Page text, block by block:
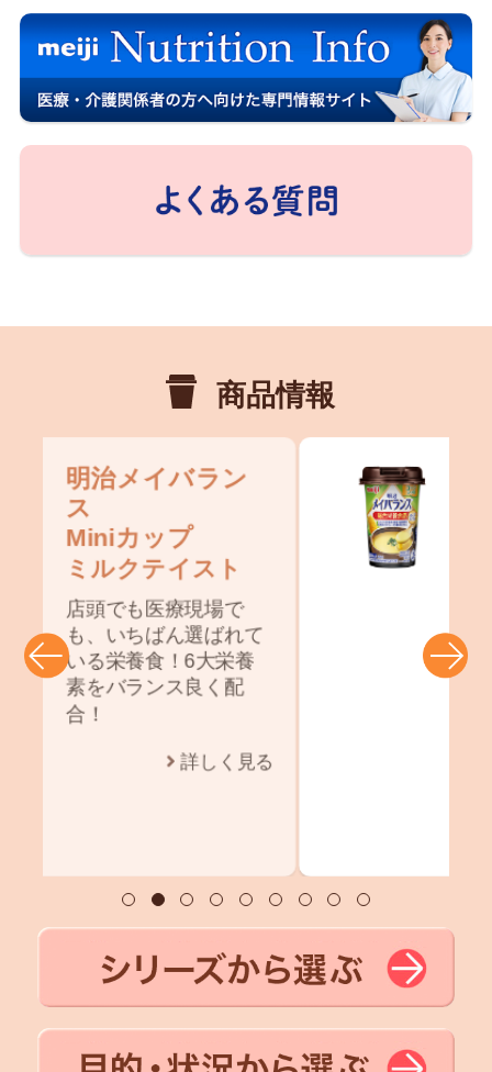
商品情報
明治メイバラン
スープテイスト
｢食事の一品」としてお
すすめ！
普段の食事と一緒にお
召し上がりください。